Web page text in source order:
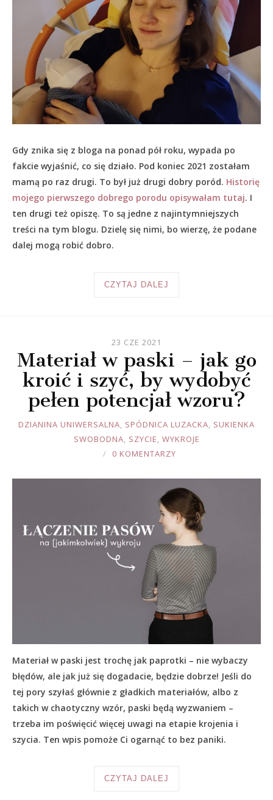
Gdy znika się z bloga na ponad pół roku, wypada po
fakcie wyjaśnić, co się działo. Pod koniec 2021 zostałam
mamą po raz drugi. To był już drugi dobry poród. Historię
mojego pierwszego dobrego porodu opisywałam tutaj. I
ten drugi też opiszę. To są jedne z najintymniejszych
treści na tym blogu. Dzielę się nimi, bo wierzę, że podane
dalej mogą robić dobro.
CZYTAJ DALEJ
23 CZE 2021
Materiał w paski – jak go
kroić i szyć, by wydobyć
pełen potencjał wzoru?
JOULE
DZIANINA UNIWERSALNA, SPÓDNICA LUZACKA, SUKIENKA
SWOBODNA, SZYCIE, WYKROJE
0 KOMENTARZY
Materiał w paski jest trochę jak paprotki – nie wybaczy
błędów, ale jak już się dogadacie, będzie dobrze! Jeśli do
tej pory szyłaś głównie z gładkich materiałów, albo z
takich w chaotyczny wzór, paski będą wyzwaniem –
trzeba im poświęcić więcej uwagi na etapie krojenia i
szycia. Ten wpis pomoże Ci ogarnąć to bez paniki.
CZYTAJ DALEJ